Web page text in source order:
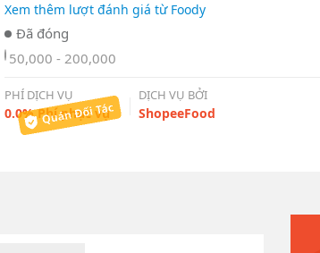
Xem thêm lượt đánh giá từ Foody
50,000 - 200,000
PHÍ DỊCH VỤ
0.0% Phí phục vụ
DỊCH VỤ BỞI
ShopeeFood